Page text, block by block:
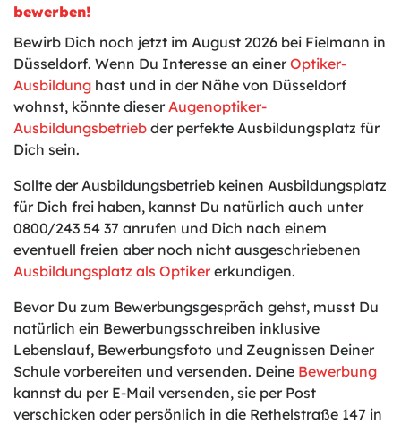
bewerben!
Bewirb Dich noch jetzt im August 2026 bei Fielmann in
Düsseldorf. Wenn Du Interesse an einer Optiker-
Ausbildung hast und in der Nähe von Düsseldorf
wohnst, könnte dieser Augenoptiker-
Ausbildungsbetrieb der perfekte Ausbildungsplatz für
Dich sein.
Sollte der Ausbildungsbetrieb keinen Ausbildungsplatz
für Dich frei haben, kannst Du natürlich auch unter
0800/243 54 37 anrufen und Dich nach einem
eventuell freien aber noch nicht ausgeschriebenen
Ausbildungsplatz als Optiker erkundigen.
Bevor Du zum Bewerbungsgespräch gehst, musst Du
natürlich ein Bewerbungsschreiben inklusive
Lebenslauf, Bewerbungsfoto und Zeugnissen Deiner
Schule vorbereiten und versenden. Deine Bewerbung
kannst du per E-Mail versenden, sie per Post
verschicken oder persönlich in die Rethelstraße 147 in